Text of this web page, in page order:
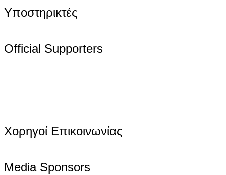
Υποστηρικτές
Official Supporters
Χορηγοί Επικοινωνίας
Media Sponsors